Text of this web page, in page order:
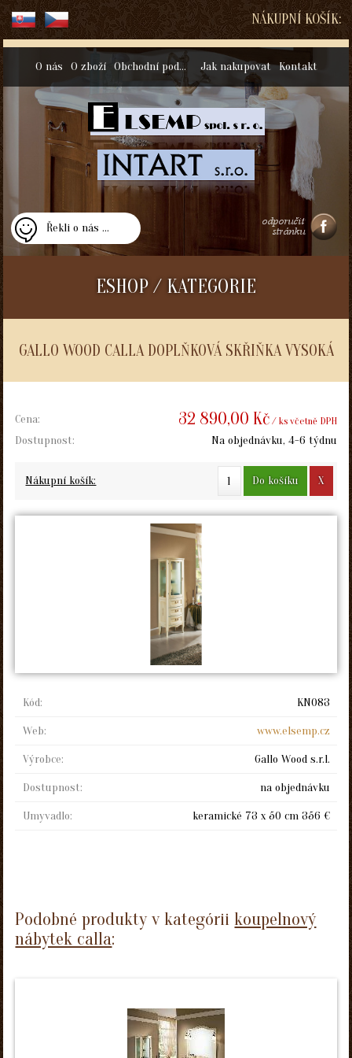
NÁKUPNÍ KOŠÍK:
Řekli o nás ...
O nás O zboží Obchodní podmínky Jak nakupovat Kontakt
GALLO WOOD CALLA DOPLŇKOVÁ SKŘIŇKA VYSOKÁ
ESHOP / KATEGORIE
Cena: 32 890,00 Kč/ ks včetně DPH
Dostupnost: Na objednávku, 4-6 týdnu
Nákupní košík: X
Do košíku
Kód: KN083
Web: www.elsemp.cz
Výrobce: Gallo Wood s.r.l.
Dostupnost: na objednávku
Umyvadlo: keramické 73 x 50 cm 356 €
Podobné produkty v kategóriikoupelnový
nábytek calla: